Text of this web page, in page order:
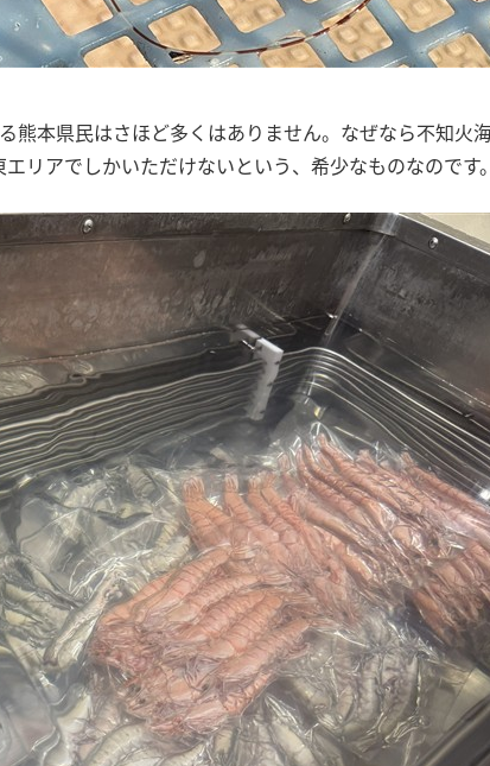
熊本県民はさほど多くはありません。なぜなら不知火
リアでしかいただけないという、希少なものなのです